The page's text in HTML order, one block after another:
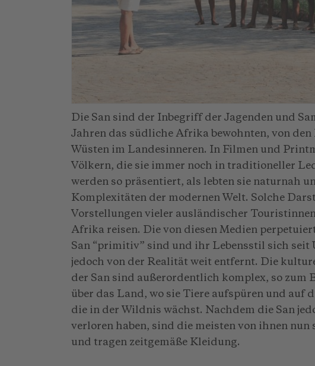
Die San sind der Inbegriff der Jagenden und
Jahren das südliche Afrika bewohnten, von
Wüsten im Landesinneren. In Filmen und
Völkern, die sie immer noch in traditioneller
werden so präsentiert, als lebten sie naturnah
Komplexitäten der modernen Welt. Solche
Vorstellungen vieler ausländischer
Afrika reisen. Die von diesen Medien
San “primitiv” sind und ihr Lebensstil sich
jedoch von der Realität weit entfernt. Die
der San sind außerordentlich komplex, so zum
über das Land, wo sie Tiere aufspüren und auf
die in der Wildnis wächst. Nachdem die San
verloren haben, sind die meisten von ihnen
und tragen zeitgemäße Kleidung.